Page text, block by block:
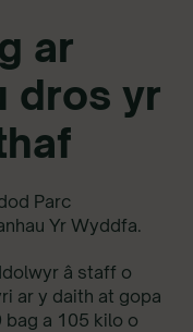
ar
dros yr
Parc
Yr Wyddfa.
â staff o
ar y daith at gopa
bag a 105 kilo o